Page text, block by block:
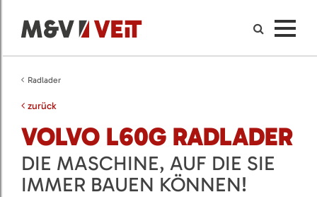
Radlader
zurück
VOLVO L60G RADLADER
DIE MASCHINE, AUF DIE SIE
IMMER BAUEN KÖNNEN!